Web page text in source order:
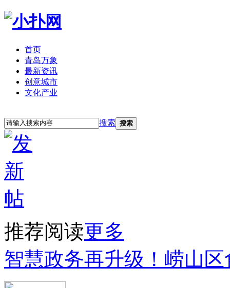
首页
青岛万象
最新资讯
创意城市
文化产业
搜索 搜索
推荐阅读更多
智慧政务再升级！崂山